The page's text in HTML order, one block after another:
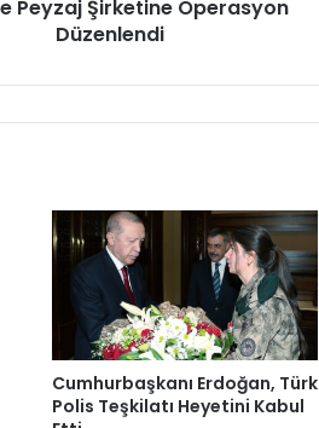
Peyzaj Şirketine Operasyon
Düzenlendi
Cumhurbaşkanı Erdoğan, Türk
Polis Teşkilatı Heyetini Kabul